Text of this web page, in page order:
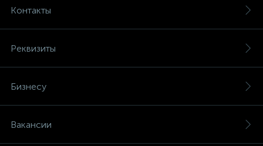
Контакты
Реквизиты
Бизнесу
Вакансии